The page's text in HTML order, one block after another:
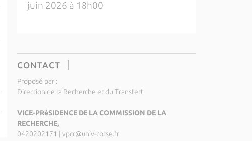
juin 2026 à 18h00
CONTACT
Proposé par :
Direction de la Recherche et du Transfert
VICE-PRéSIDENCE DE LA COMMISSION DE LA
RECHERCHE,
0420202171
vpcr@univ-corse.fr